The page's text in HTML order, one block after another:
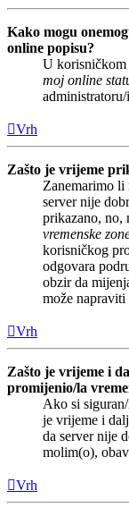
Kako mogu
online popisu?
U
moj online
Vrh
Zašto je vrijeme
Zanemarimo li
server nije
prikazano, no,
vremenske
korisničkog
odgovara
obzir da
može
Vrh
Zašto je vrijeme i
promijenio/la
Ako si
je vrijeme i
da server nije
molim(o),
Vrh